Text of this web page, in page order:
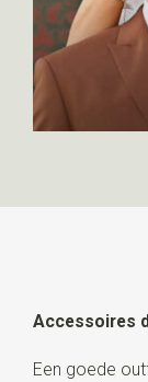
Accessoires
Een goede